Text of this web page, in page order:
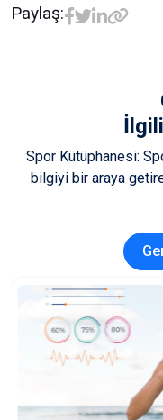
Paylaş:
Spor Kütüphanesi:
bilgiyi bir araya